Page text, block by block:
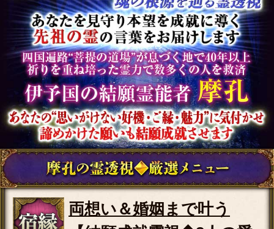
両想い＆婚姻まで叶う
【結願成就霊視◆2人の愛
運命32項】転機/告白日
会員価格3,135円(税込)
通常価格3,630円(税込)
独身脱却/縁切り不能【あ
なたの婚姻霊視22項】伴
侶/入籍◆強制縁結び
会員価格2,420円(税込)
通常価格2,750円(税込)
秘蔵の結願霊視【晩年ま
で暴き尽す】あなたの人